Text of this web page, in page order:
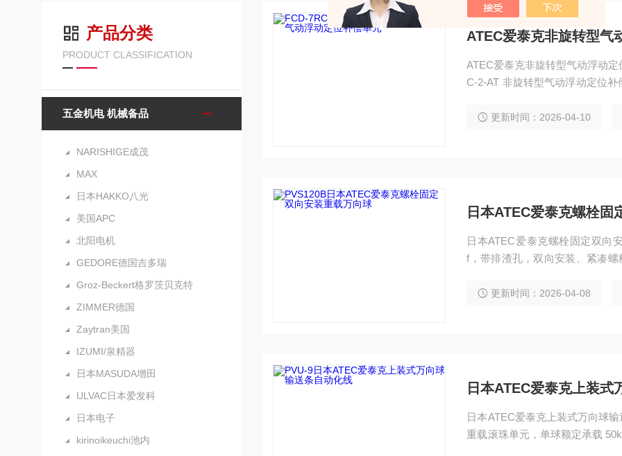
产品分类
PRODUCT CLASSIFICATION
五金机电 机械备品
NARISHIGE成茂
MAX
日本HAKKO八光
美国APC
北阳电机
GEDORE德国吉多瑞
Groz-Beckert格罗茨贝克特
ZIMMER德国
Zaytran美国
IZUMI/泉精器
日本MASUDA增田
ULVAC日本爱发科
日本电子
kirinoikeuchi池内
ATEC爱泰克非旋转型气
ATEC爱泰克非旋转型气动浮动定位补偿单元
C-2-AT 非旋转型气动浮动定位
配电子装配、机器人上下料、
更新时间：2026-04-10
日本ATEC爱泰克螺栓固
日本ATEC爱泰克螺栓固定双向
f，带排渣孔，双向安装、紧凑
更新时间：2026-04-08
日本ATEC爱泰克上装式
日本ATEC爱泰克上装式万向球
重载滚珠单元，单球额定承载